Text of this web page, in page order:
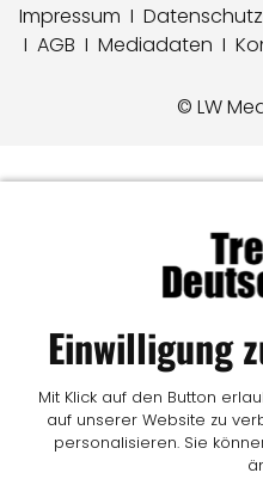
Impressum I Datenschutz
I AGB I Mediadaten I
© LW
Einwilligung
Mit Klick auf den Button
auf unserer Website zu
personalisieren. Sie